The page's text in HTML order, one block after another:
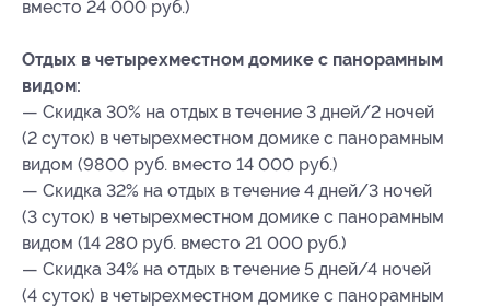
вместо 24 000 руб.)
Отдых в четырехместном домике с панорамным
видом:
— Скидка 30% на отдых в течение 3 дней/2 ночей
(2 суток) в четырехместном домике с панорамным
видом (9800 руб. вместо 14 000 руб.)
— Скидка 32% на отдых в течение 4 дней/3 ночей
(3 суток) в четырехместном домике с панорамным
видом (14 280 руб. вместо 21 000 руб.)
— Скидка 34% на отдых в течение 5 дней/4 ночей
(4 суток) в четырехместном домике с панорамным